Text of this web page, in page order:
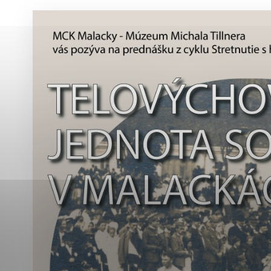
Separovaný zber v meste
Technické cookies
Technické súbory
tým, že umožňujú
stránky. Bez týchto
Analytické cookies
Analytické cookies
aby mohol stránky
možné ich spojiť s